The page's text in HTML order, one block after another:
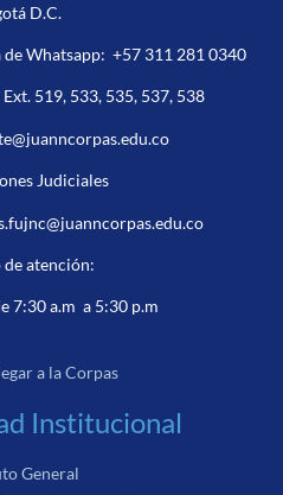
D.C.
Whatsapp: +57 311 281 0340
519, 533, 535, 537, 538
Judiciales
atención:
7:30 a.m a 5:30 p.m
a la Corpas
Institucional
General